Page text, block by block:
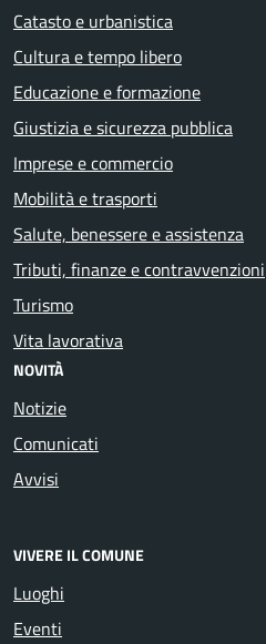
Catasto e urbanistica
Cultura e tempo libero
Educazione e formazione
Giustizia e sicurezza pubblica
Imprese e commercio
Mobilità e trasporti
Salute, benessere e assistenza
Tributi, finanze e contravvenzioni
Turismo
Vita lavorativa
NOVITÀ
Notizie
Comunicati
Avvisi
VIVERE IL COMUNE
Luoghi
Eventi